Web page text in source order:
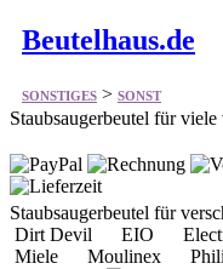
Beutelhaus.de
SONSTIGES > SONST
Staubsaugerbeutel für
Staubsaugerbeutel für
Dirt Devil EIO
Miele Moulinex